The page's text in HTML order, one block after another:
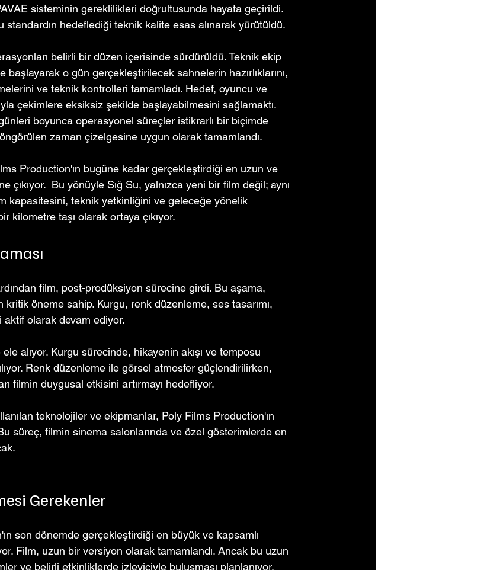
sisteminin gereklilikleri doğrultusunda hayata geçirildi.
standardın hedeflediği teknik kalite esas alınarak yürütüldü.
belirli bir düzen içerisinde sürdürüldü. Teknik ekip
o gün gerçekleştirilecek sahnelerin hazırlıklarını,
ve teknik kontrolleri tamamladı. Hedef, oyuncu ve
çekimlere eksiksiz şekilde başlayabilmesini sağlamaktı.
boyunca operasyonel süreçler istikrarlı bir biçimde
zaman çizelgesine uygun olarak tamamlandı.
Production'ın bugüne kadar gerçekleştirdiği en uzun ve
çıkıyor.  Bu yönüyle Sığ Su, yalnızca yeni bir film değil; aynı
kapasitesini, teknik yetkinliğini ve geleceğe yönelik
kilometre taşı olarak ortaya çıkıyor.
film, post-prodüksiyon sürecine girdi. Bu aşama,
öneme sahip. Kurgu, renk düzenleme, ses tasarımı,
olarak devam ediyor.
alıyor. Kurgu sürecinde, hikayenin akışı ve temposu
Renk düzenleme ile görsel atmosfer güçlendirilirken,
filmin duygusal etkisini artırmayı hedefliyor.
teknolojiler ve ekipmanlar, Poly Films Production'ın
süreç, filmin sinema salonlarında ve özel gösterimlerde en
Gerekenler
son dönemde gerçekleştirdiği en büyük ve kapsamlı
Film, uzun bir versiyon olarak tamamlandı. Ancak bu uzun
ve belirli etkinliklerde izleyiciyle buluşması planlanıyor.